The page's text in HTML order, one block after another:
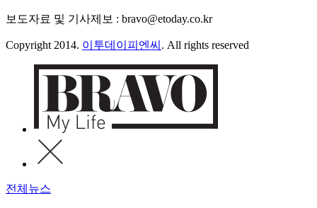
보도자료 및 기사제보 : bravo@etoday.co.kr
Copyright 2014. 이투데이피엔씨 . All rights reserved
전체뉴스